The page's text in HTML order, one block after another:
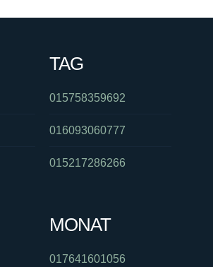
TAG
015758359692
016093060777
015217286266
MONAT
017641601056